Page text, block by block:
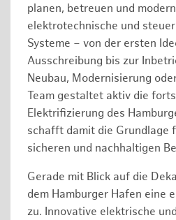
planen, betreuen und
elektrotechnische und
Systeme – von der ersten
Ausschreibung bis zur
Neubau, Modernisierung
Team gestaltet aktiv die
Elektrifizierung des
schafft damit die Grundlage
sicheren und nachhaltigen
Gerade mit Blick auf die
dem Hamburger Hafen eine
zu. Innovative elektrische